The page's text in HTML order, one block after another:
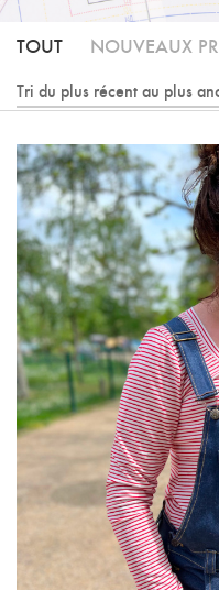
TOUT NOUVEAUX
Tri du plus récent au plus